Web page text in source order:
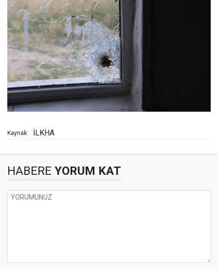
Kaynak: İLKHA
HABERE YORUM KAT